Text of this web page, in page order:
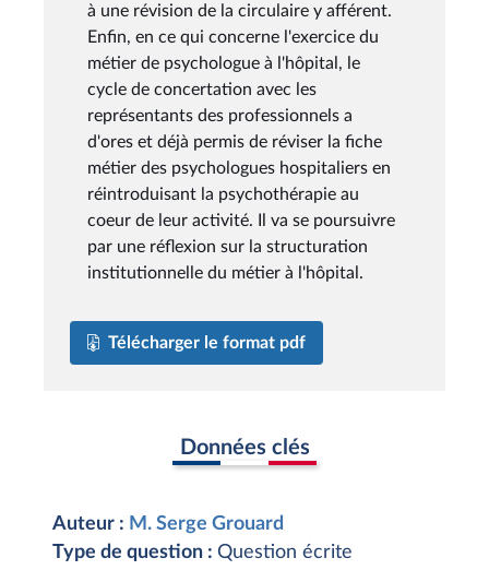
à une révision de la circulaire y afférent.
Enfin, en ce qui concerne l'exercice du
métier de psychologue à l'hôpital, le
cycle de concertation avec les
représentants des professionnels a
d'ores et déjà permis de réviser la fiche
métier des psychologues hospitaliers en
réintroduisant la psychothérapie au
coeur de leur activité. Il va se poursuivre
par une réflexion sur la structuration
institutionnelle du métier à l'hôpital.
Télécharger le format pdf
Données clés
Auteur : M. Serge Grouard
Type de question : Question écrite